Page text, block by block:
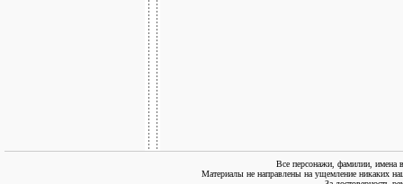
Все персонажи, фамилии, имена
Материалы не направлены на ущемление никаких